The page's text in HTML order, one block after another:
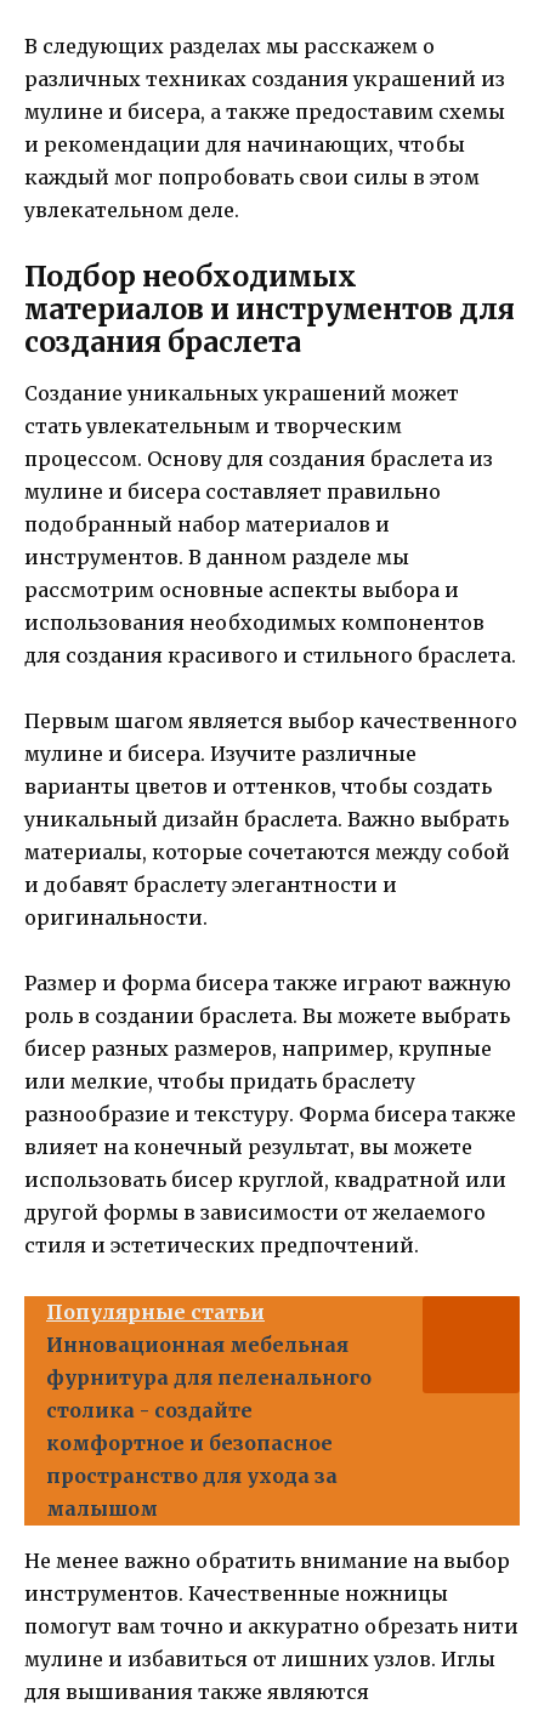
В следующих разделах мы расскажем о
различных техниках создания украшений из
мулине и бисера, а также предоставим схемы
и рекомендации для начинающих, чтобы
каждый мог попробовать свои силы в этом
увлекательном деле.
Подбор необходимых
материалов и инструментов для
создания браслета
Создание уникальных украшений может
стать увлекательным и творческим
процессом. Основу для создания браслета из
мулине и бисера составляет правильно
подобранный набор материалов и
инструментов. В данном разделе мы
рассмотрим основные аспекты выбора и
использования необходимых компонентов
для создания красивого и стильного браслета.
Первым шагом является выбор качественного
мулине и бисера. Изучите различные
варианты цветов и оттенков, чтобы создать
уникальный дизайн браслета. Важно выбрать
материалы, которые сочетаются между собой
и добавят браслету элегантности и
оригинальности.
Размер и форма бисера также играют важную
роль в создании браслета. Вы можете выбрать
бисер разных размеров, например, крупные
или мелкие, чтобы придать браслету
разнообразие и текстуру. Форма бисера также
влияет на конечный результат, вы можете
использовать бисер круглой, квадратной или
другой формы в зависимости от желаемого
стиля и эстетических предпочтений.
Популярные статьи
Инновационная мебельная
фурнитура для пеленального
столика - создайте
комфортное и безопасное
пространство для ухода за
малышом
Не менее важно обратить внимание на выбор
инструментов. Качественные ножницы
помогут вам точно и аккуратно обрезать нити
мулине и избавиться от лишних узлов. Иглы
для вышивания также являются